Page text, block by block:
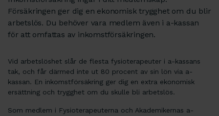
Försäkringen ger dig en ekonomisk trygghet om du blir
arbetslös. Du behöver vara medlem även i a-kassan
för att omfattas av inkomstförsäkringen.
Vid arbetslöshet slår de flesta fysioterapeuter i a-kassans
tak, och får därmed inte ut 80 procent av sin lön via a-
kassan. En inkomstförsäkring ger dig en extra ekonomisk
ersättning och trygghet om du skulle bli arbetslös.
Som medlem i Fysioterapeuterna och Akademikernas a-